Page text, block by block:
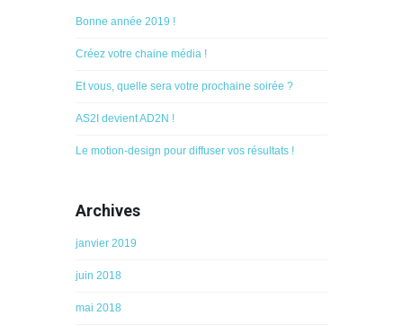
Bonne année 2019 !
Créez votre chaine média !
Et vous, quelle sera votre prochaine soirée ?
AS2I devient AD2N !
Le motion-design pour diffuser vos résultats !
Archives
janvier 2019
juin 2018
mai 2018